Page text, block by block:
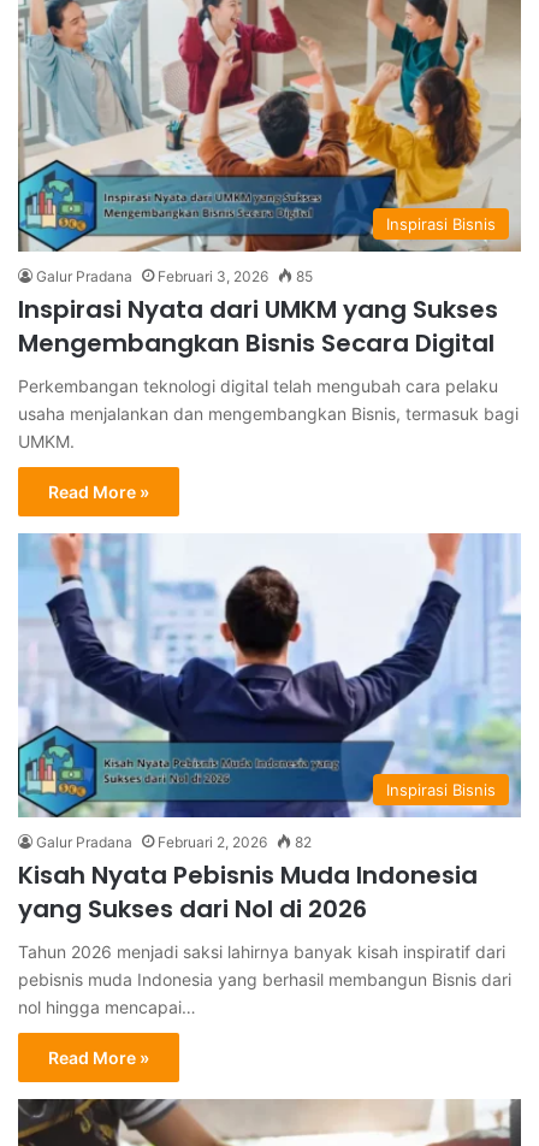
Inspirasi Bisnis
Galur Pradana Februari 3, 2026 85
Inspirasi Nyata dari UMKM yang Sukses
Mengembangkan Bisnis Secara Digital
Perkembangan teknologi digital telah mengubah cara pelaku
usaha menjalankan dan mengembangkan Bisnis, termasuk bagi
UMKM.
Read More »
Inspirasi Bisnis
Galur Pradana Februari 2, 2026 82
Kisah Nyata Pebisnis Muda Indonesia
yang Sukses dari Nol di 2026
Tahun 2026 menjadi saksi lahirnya banyak kisah inspiratif dari
pebisnis muda Indonesia yang berhasil membangun Bisnis dari
nol hingga mencapai…
Read More »